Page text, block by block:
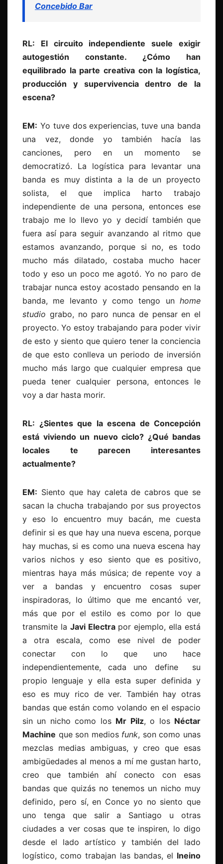
Concebido Bar
RL: El circuito independiente suele exigir
autogestión constante. ¿Cómo han
equilibrado la parte creativa con la logística,
producción y supervivencia dentro de la
escena?
EM: Yo tuve dos experiencias, tuve una banda
una vez, donde yo también hacía las
canciones, pero en un momento se
democratizó. La logística para levantar una
banda es muy distinta a la de un proyecto
solista, el que implica harto trabajo
independiente de una persona, entonces ese
trabajo me lo llevo yo y decidí también que
fuera así para seguir avanzando al ritmo que
estamos avanzando, porque si no, es todo
mucho más dilatado, costaba mucho hacer
todo y eso un poco me agotó. Yo no paro de
trabajar nunca estoy acostado pensando en la
banda, me levanto y como tengo un home
studio grabo, no paro nunca de pensar en el
proyecto. Yo estoy trabajando para poder vivir
de esto y siento que quiero tener la conciencia
de que esto conlleva un periodo de inversión
mucho más largo que cualquier empresa que
pueda tener cualquier persona, entonces le
voy a dar hasta morir.
RL: ¿Sientes que la escena de Concepción
está viviendo un nuevo ciclo? ¿Qué bandas
locales te parecen interesantes
actualmente?
EM: Siento que hay caleta de cabros que se
sacan la chucha trabajando por sus proyectos
y eso lo encuentro muy bacán, me cuesta
definir si es que hay una nueva escena, porque
hay muchas, si es como una nueva escena hay
varios nichos y eso siento que es positivo,
mientras haya más música; de repente voy a
ver a bandas y encuentro cosas super
inspiradoras, lo último que me encantó ver,
más que por el estilo es como por lo que
transmite la Javi Electrapor ejemplo, ella está
a otra escala, como ese nivel de poder
conectar con lo que uno hace
independientemente, cada uno define su
propio lenguaje y ella esta super definida y
eso es muy rico de ver. También hay otras
bandas que están como volando en el espacio
sin un nicho como los Mr Pilz, o los Néctar
Machine que son medios funk, son como unas
mezclas medias ambiguas, y creo que esas
ambigüedades al menos a mí me gustan harto,
creo que también ahí conecto con esas
bandas que quizás no tenemos un nicho muy
definido, pero sí, en Conce yo no siento que
uno tenga que salir a Santiago u otras
ciudades a ver cosas que te inspiren, lo digo
desde el lado artístico y también del lado
logístico, como trabajan las bandas, el Ineino